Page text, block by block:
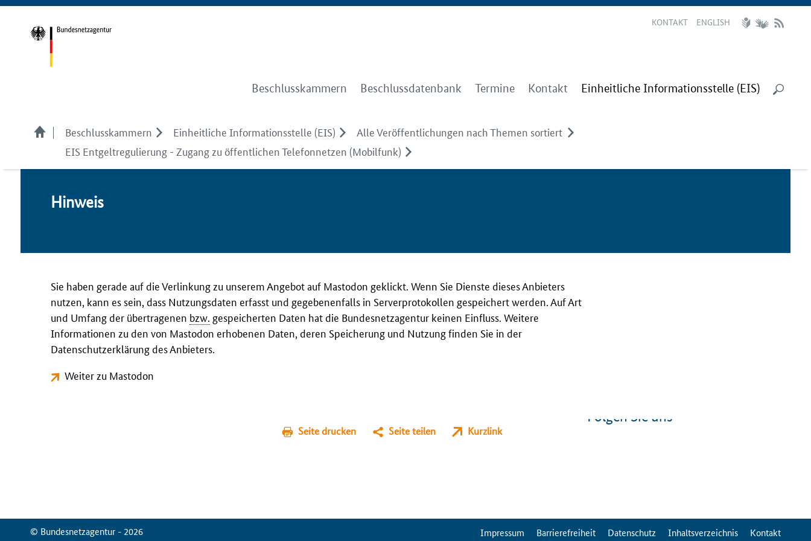
KONTAKT ENGLISH
Beschlusskammern Beschlussdatenbank Termine Kontakt Einheitliche Informationsstelle (EIS)
Beschlusskammern Einheitliche Informationsstelle (EIS)
Alle Veröffentlichungen nach Themen sortiert
EIS Entgeltregulierung - Zugang zu öffentlichen Telefonnetzen (Mobilfunk)
Hin­weis
Sie haben gerade auf die Verlinkung zu unserem Angebot auf Mastodon geklickt. Wenn Sie Dienste dieses Anbieters
nutzen, kann es sein, dass Nutzungsdaten erfasst und gegebenenfalls in Serverprotokollen gespeichert werden. Auf Art
und Umfang der übertragenen bzw. gespeicherten Daten hat die Bundesnetzagentur keinen Einfluss. Weitere
Informationen zu den von Mastodon erhobenen Daten, deren Speicherung und Nutzung finden Sie in der
Datenschutzerklärung des Anbieters.
Weiter zu Mastodon
Seite drucken Seite teilen Kurzlink
Folgen Sie uns
© Bundesnetzagentur - 2026 ServiceMenuImpressum Barrierefreiheit Datenschutz Inhaltsverzeichnis Kontakt